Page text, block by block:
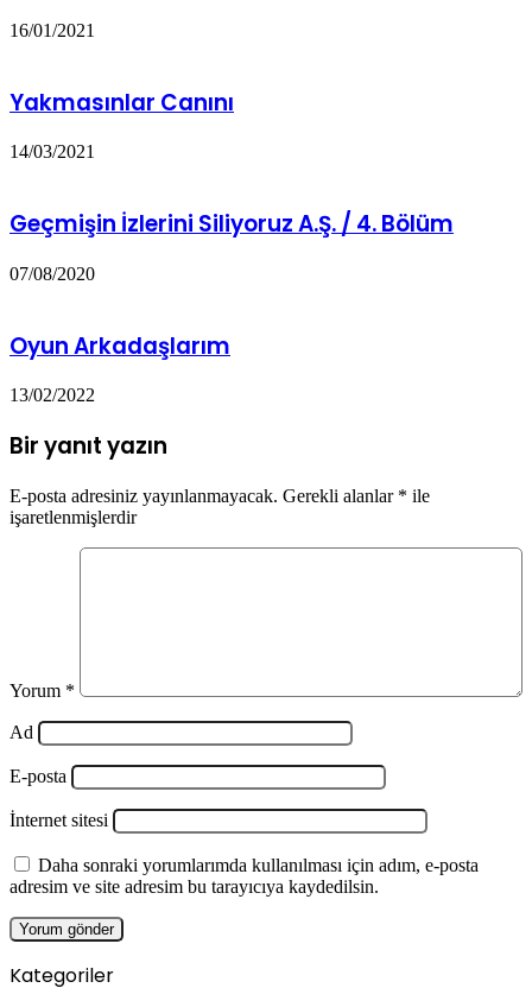
16/01/2021
Yakmasınlar Canını
14/03/2021
Geçmişin İzlerini Siliyoruz A.Ş. / 4. Bölüm
07/08/2020
Oyun Arkadaşlarım
13/02/2022
Bir yanıt yazın
E-posta adresiniz yayınlanmayacak. Gerekli alanlar * ile
işaretlenmişlerdir
Yorum *
Ad
E-posta
İnternet sitesi
Daha sonraki yorumlarımda kullanılması için adım, e-posta
adresim ve site adresim bu tarayıcıya kaydedilsin.
Kategoriler